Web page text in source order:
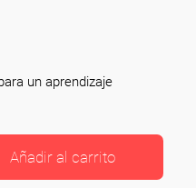
un aprendizaje
Añadir al carrito